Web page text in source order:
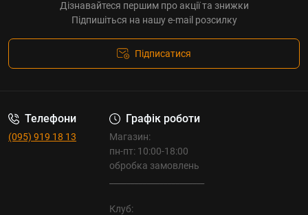
Дізнавайтеся першим про акції та знижки
Підпишіться на нашу e-mail розсилку
Підписатися
Телефони
(095) 919 18 13
Графік роботи
Магазин:
пн-пт: 10:00-18:00
обробка замовлень
Клуб: